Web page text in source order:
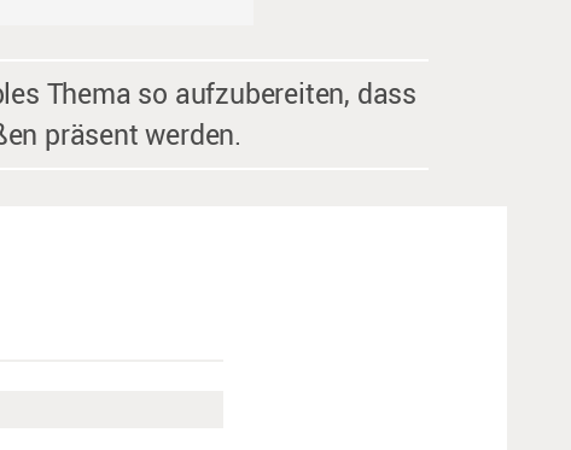
Thema so aufzubereiten, dass
präsent werden.